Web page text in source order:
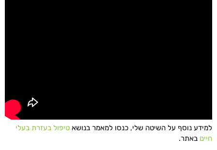
למידע נוסף על השיטה שלי, כנסו למאמר בנושא טיפול בעזרת בעלי
חיים באתר.